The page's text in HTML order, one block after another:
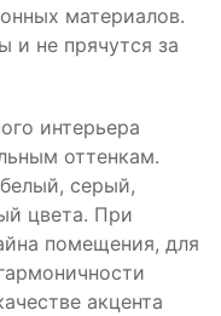
материалов.
и не прячутся за
интерьера
оттенкам.
серый,
цвета. При
помещения, для
акцента